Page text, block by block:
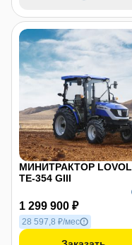
МИНИТРАКТОР LOVOL
TE-354 GIII
1 299 900 ₽
28 597,8 ₽/мес